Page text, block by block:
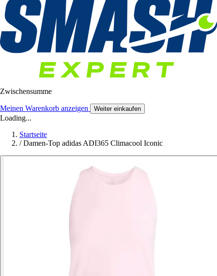
Zwischensumme
Meinen Warenkorb anzeigen Weiter einkaufen
Loading...
Startseite
/ Damen-Top adidas ADI365 Climacool Iconic